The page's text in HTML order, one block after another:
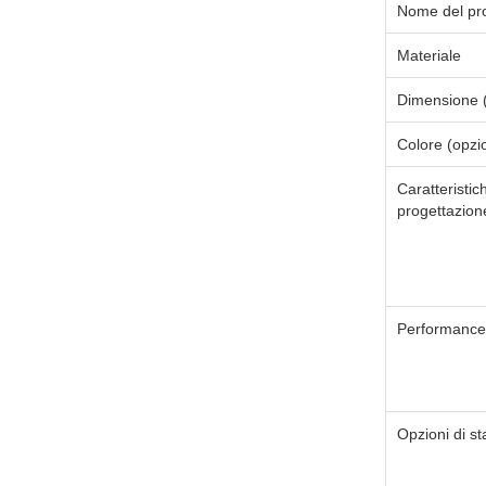
Nome del
Materiale
Dimensione
Colore
Opzioni di